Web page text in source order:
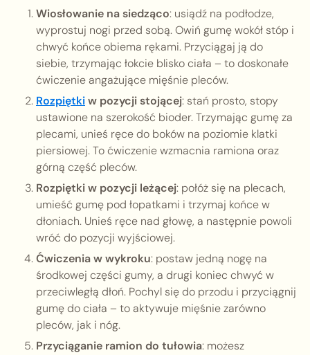
Wiosłowanie na siedząco: usiądź na podłodze,
wyprostuj nogi przed sobą. Owiń gumę wokół stóp i
chwyć końce obiema rękami. Przyciągaj ją do
siebie, trzymając łokcie blisko ciała – to doskonałe
ćwiczenie angażujące mięśnie pleców.
Rozpiętkiw pozycji stojącej: stań prosto, stopy
ustawione na szerokość bioder. Trzymając gumę za
plecami, unieś ręce do boków na poziomie klatki
piersiowej. To ćwiczenie wzmacnia ramiona oraz
górną część pleców.
Rozpiętki w pozycji leżącej: połóż się na plecach,
umieść gumę pod łopatkami i trzymaj końce w
dłoniach. Unieś ręce nad głowę, a następnie powoli
wróć do pozycji wyjściowej.
Ćwiczenia w wykroku: postaw jedną nogę na
środkowej części gumy, a drugi koniec chwyć w
przeciwległą dłoń. Pochyl się do przodu i przyciągnij
gumę do ciała – to aktywuje mięśnie zarówno
pleców, jak i nóg.
Przyciąganie ramion do tułowia: możesz